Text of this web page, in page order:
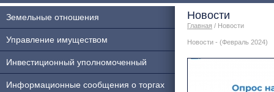
Земельные отношения
Управление имуществом
Инвестиционный уполномоченный
Информационные сообщения о торгах
Новости
Главная / Новости
Новости - (Февраль 2024)